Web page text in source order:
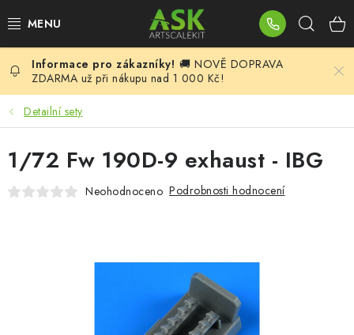
na
BLOG
SUMMER DAYS
WARHAMMER
ASK PRODUKTY
🚚 NOVĚ DOPRAVA
ZDARMA už při nákupu nad 1 000 Kč!
Detailní sety
1/72 Fw 190D-9 exhaust - IBG
Neohodnoceno Podrobnosti hodnocení